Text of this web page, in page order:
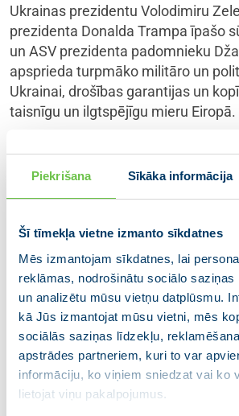
Piekrišana Sīkāka informācija
Šī tīmekļa vietne izmanto sīkdatnes
Mēs izmantojam sīkdatnes, lai
reklāmas, nodrošinātu sociālo
un analizētu mūsu vietņu datplūsmu.
kā Jūs izmantojat mūsu vietni, mēs
sociālās saziņas līdzekļu,
apstrādes partneriem, kuri to var
informāciju, ko viņiem sniedzat vai ko
lietojat viņu pakalpojumus.
Ukrainas prezidentu Volodimiru
prezidenta Donalda Trampa īpašo
un ASV prezidenta padomnieku
apsprieda turpmāko militāro un
Ukrainai, drošības garantijas un
taisnīgu un ilgtspējīgu mieru Eiropā.
gatavību piedalīties Ukrainas
garantēšanā un pauda skaidru
vienotu un izlēmīgu starptautisko
“Latvija ir gatava sniegt
Ukrainas drošības
Parīzes deklarāciju.
lēmumu pieņemšana
Saeimā. Esam pateicīgi ASV
gribas koalīcijas valstīm par
nozīmīgajiem centieniem